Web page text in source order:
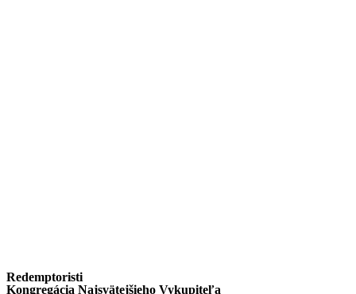
Redemptoristi
Kongregácia Najsvätejšieho Vykupiteľa